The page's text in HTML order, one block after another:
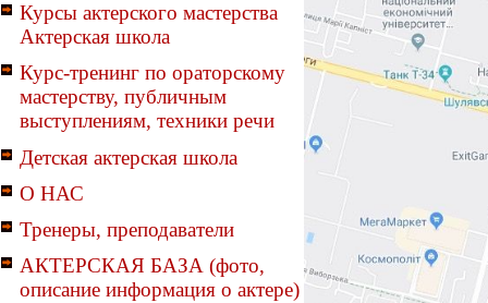
Курсы актерского мастерства
Актерская школа
Курс-тренинг по ораторскому
мастерству, публичным
выступлениям, техники речи
Детская актерская школа
О НАС
Тренеры, преподаватели
АКТЕРСКАЯ БАЗА (фото,
описание информация о актере)